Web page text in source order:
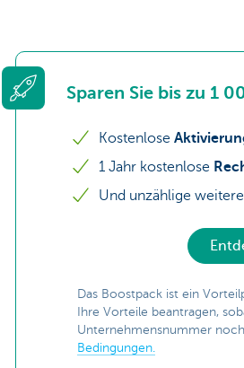
Sparen Sie bis zu 1
Kostenlose
1 Jahr kostenlose
Und unzählige
Das Boostpack ist ein
Ihre Vorteile beantragen,
Unternehmensnummer
Bedingungen.